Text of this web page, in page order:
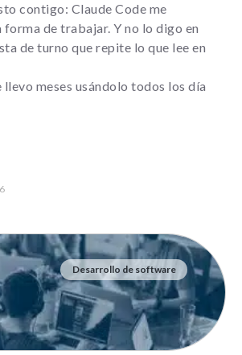
contigo: Claude Code me
forma de trabajar. Y no lo digo en
de turno que repite lo que lee en
meses usándolo todos los día
Desarrollo de software